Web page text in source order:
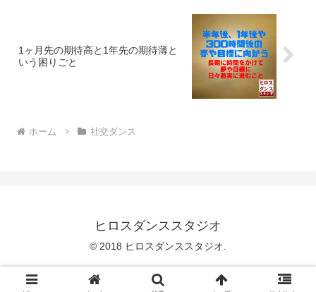
1ヶ月先の期待高と1年先の期待薄と
いう困りごと
ホーム 社交ダンス
ヒロスダンススタジオ
© 2018 ヒロスダンススタジオ.